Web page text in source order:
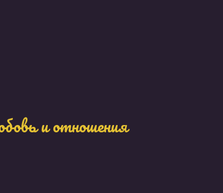
и отношения